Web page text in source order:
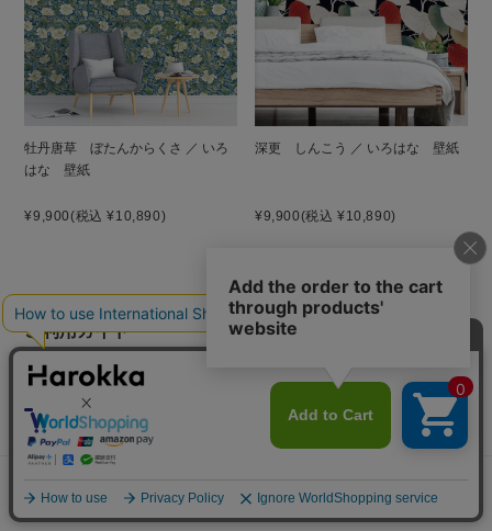
牡丹唐草 ぼたんからくさ ／ いろ
はな 壁紙
¥9,900(税込 ¥10,890)
深更 しんこう ／ いろはな 壁紙
¥9,900(税込 ¥10,890)
ご利用ガイド
お支払い方法
クレジットカード決済、PayPay、楽天ペイ、Amazon Pay、d払い、
代金引換、銀行振込（前払い）、郵便振替（前払い）、Paidy（あと
払いペイディ）がご利用いただけます。
※代引手数料、銀行振込手数料、郵便振替、ペイディ手数料はお客様
ご負担となります。